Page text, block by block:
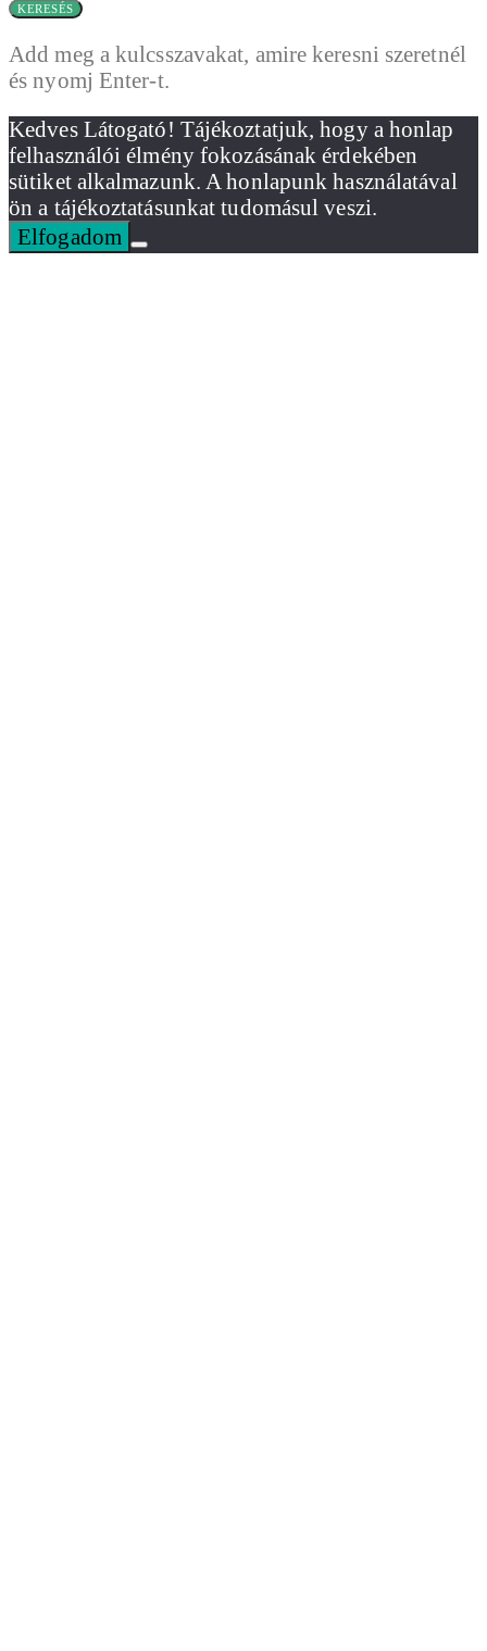
KERESÉS
Add meg a kulcsszavakat, amire keresni szeretnél
és nyomj Enter-t.
Kedves Látogató! Tájékoztatjuk, hogy a honlap
felhasználói élmény fokozásának érdekében
sütiket alkalmazunk. A honlapunk használatával
ön a tájékoztatásunkat tudomásul veszi.
Elfogadom